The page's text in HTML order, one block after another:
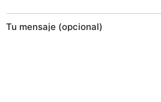
Tu mensaje (opcional)